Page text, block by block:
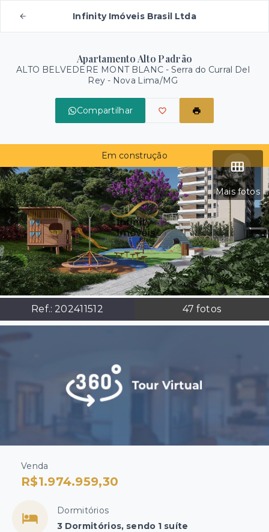
Infinity Imóveis Brasil Ltda
Apartamento Alto Padrão
ALTO BELVEDERE MONT BLANC - Serra do Curral Del
Rey - Nova Lima/MG
Compartilhar
Mais fotos
Ref.: 202411512 47 fotos
Em construção
Venda
R$1.974.959,30
Dormitórios
3 Dormitórios, sendo 1 suíte